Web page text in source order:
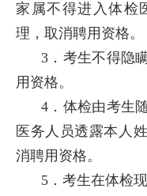
家属不得进入体检
理，取消聘用资格。
3．考生不得隐
用资格。
4．体检由考生
医务人员透露本人
消聘用资格。
5．考生在体检